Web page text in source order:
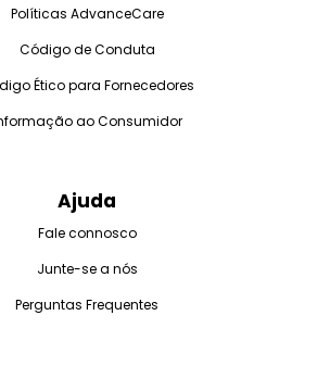
Políticas AdvanceCare
Código de Conduta
Ético para Fornecedores
ao Consumidor
Ajuda
Fale connosco
Junte-se a nós
Perguntas Frequentes